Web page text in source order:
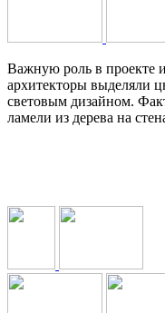
Важную роль в проекте
архитекторы выделяли
световым дизайном.
ламели из дерева на